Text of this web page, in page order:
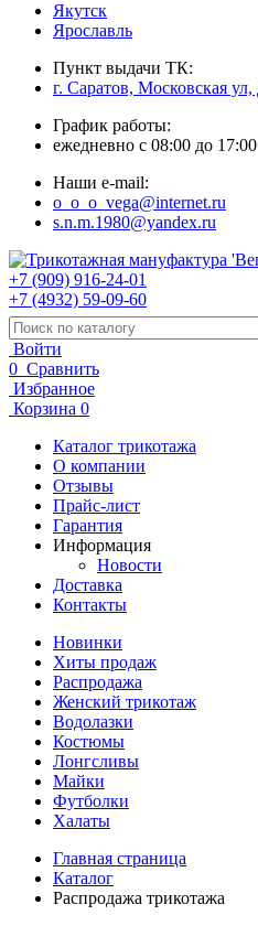
Якутск
Ярославль
Пункт выдачи ТК:
г. Саратов, Московская ул,
График работы:
ежедневно с 08:00 до 17:00
Наши e-mail:
o_o_o_vega@internet.ru
s.n.m.1980@yandex.ru
+7 (909) 916-24-01
+7 (4932) 59-09-60
Войти
0 Сравнить
Избранное
Корзина 0
Каталог трикотажа
О компании
Отзывы
Прайс-лист
Гарантия
Информация
Новости
Доставка
Контакты
Новинки
Хиты продаж
Распродажа
Женский трикотаж
Водолазки
Костюмы
Лонгсливы
Майки
Футболки
Халаты
Главная страница
Каталог
Распродажа трикотажа